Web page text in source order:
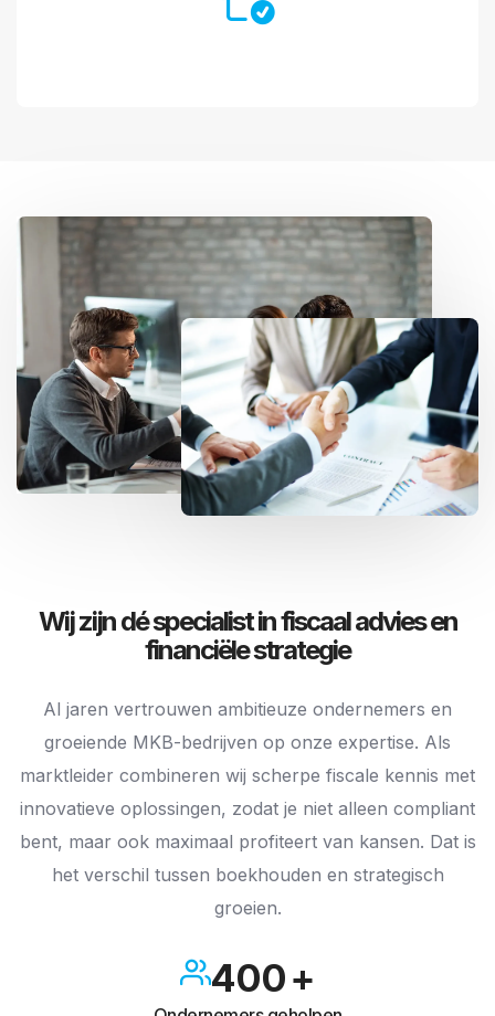
Wij zijn dé specialist in fiscaal advies en
financiële strategie
Al jaren vertrouwen ambitieuze ondernemers en
groeiende MKB-bedrijven op onze expertise. Als
marktleider combineren wij scherpe fiscale kennis met
innovatieve oplossingen, zodat je niet alleen compliant
bent, maar ook maximaal profiteert van kansen. Dat is
het verschil tussen boekhouden en strategisch
groeien.
0
1
2
400